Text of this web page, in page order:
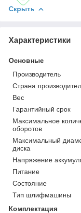
Скрыть
Характеристики
Основные
Производитель
Страна
Вес
Гарантийный срок
Максимальное
оборотов
Максимальный
диска
Напряжение
Питание
Состояние
Тип шлифмашины
Комплектация